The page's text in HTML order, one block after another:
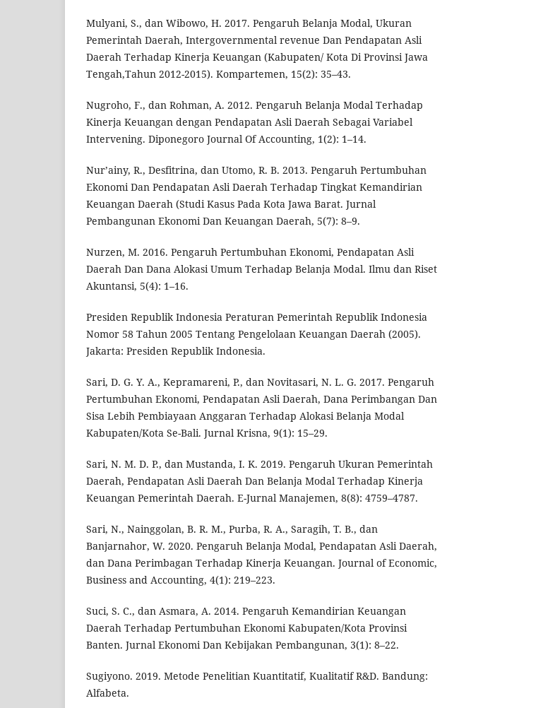
Mulyani, S., dan Wibowo, H. 2017. Pengaruh Belanja Modal, Ukuran
Pemerintah Daerah, Intergovernmental revenue Dan Pendapatan Asli
Daerah Terhadap Kinerja Keuangan (Kabupaten/ Kota Di Provinsi Jawa
Tengah,Tahun 2012-2015). Kompartemen, 15(2): 35–43.
Nugroho, F., dan Rohman, A. 2012. Pengaruh Belanja Modal Terhadap
Kinerja Keuangan dengan Pendapatan Asli Daerah Sebagai Variabel
Intervening. Diponegoro Journal Of Accounting, 1(2): 1–14.
Nur’ainy, R., Desfitrina, dan Utomo, R. B. 2013. Pengaruh Pertumbuhan
Ekonomi Dan Pendapatan Asli Daerah Terhadap Tingkat Kemandirian
Keuangan Daerah (Studi Kasus Pada Kota Jawa Barat. Jurnal
Pembangunan Ekonomi Dan Keuangan Daerah, 5(7): 8–9.
Nurzen, M. 2016. Pengaruh Pertumbuhan Ekonomi, Pendapatan Asli
Daerah Dan Dana Alokasi Umum Terhadap Belanja Modal. Ilmu dan Riset
Akuntansi, 5(4): 1–16.
Presiden Republik Indonesia Peraturan Pemerintah Republik Indonesia
Nomor 58 Tahun 2005 Tentang Pengelolaan Keuangan Daerah (2005).
Jakarta: Presiden Republik Indonesia.
Sari, D. G. Y. A., Kepramareni, P., dan Novitasari, N. L. G. 2017. Pengaruh
Pertumbuhan Ekonomi, Pendapatan Asli Daerah, Dana Perimbangan Dan
Sisa Lebih Pembiayaan Anggaran Terhadap Alokasi Belanja Modal
Kabupaten/Kota Se-Bali. Jurnal Krisna, 9(1): 15–29.
Sari, N. M. D. P., dan Mustanda, I. K. 2019. Pengaruh Ukuran Pemerintah
Daerah, Pendapatan Asli Daerah Dan Belanja Modal Terhadap Kinerja
Keuangan Pemerintah Daerah. E-Jurnal Manajemen, 8(8): 4759–4787.
Sari, N., Nainggolan, B. R. M., Purba, R. A., Saragih, T. B., dan
Banjarnahor, W. 2020. Pengaruh Belanja Modal, Pendapatan Asli Daerah,
dan Dana Perimbagan Terhadap Kinerja Keuangan. Journal of Economic,
Business and Accounting, 4(1): 219–223.
Suci, S. C., dan Asmara, A. 2014. Pengaruh Kemandirian Keuangan
Daerah Terhadap Pertumbuhan Ekonomi Kabupaten/Kota Provinsi
Banten. Jurnal Ekonomi Dan Kebijakan Pembangunan, 3(1): 8–22.
Sugiyono. 2019. Metode Penelitian Kuantitatif, Kualitatif R&D. Bandung:
Alfabeta.